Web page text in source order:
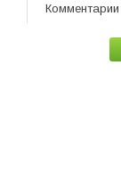
Комментарии